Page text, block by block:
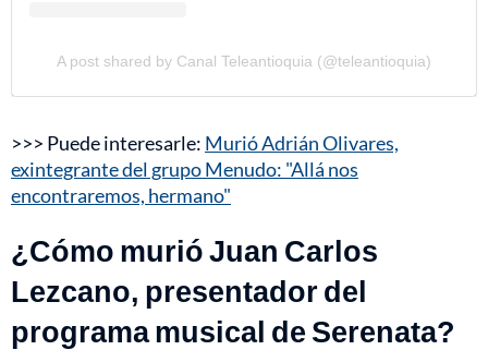
A post shared by Canal Teleantioquia (@teleantioquia)
>>> Puede interesarle: Murió Adrián Olivares,
exintegrante del grupo Menudo: "Allá nos
encontraremos, hermano"
¿Cómo murió Juan Carlos
Lezcano, presentador del
programa musical de Serenata?